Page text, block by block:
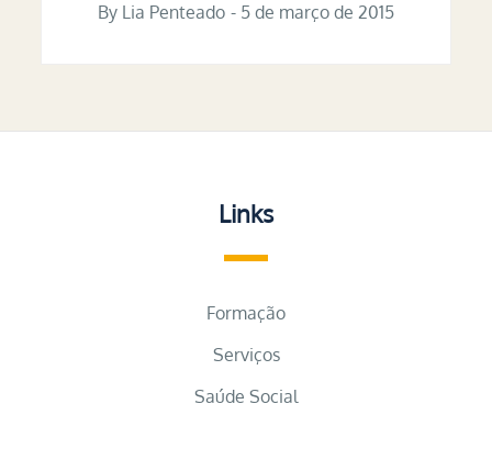
By Lia Penteado
Posted
5 de março de 2015
Links
Formação
Serviços
Saúde Social